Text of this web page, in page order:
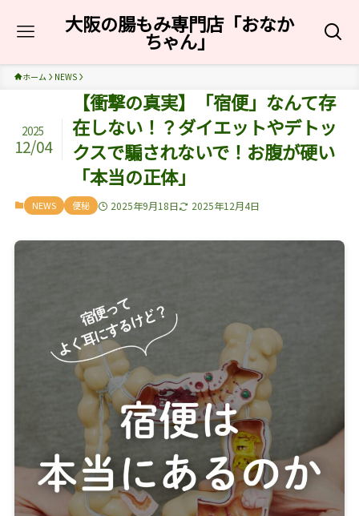
大阪の腸もみ専門店「おなか
ちゃん」
ホーム NEWS
【衝撃の真実】「宿便」なんて存
在しない！？ダイエットやデトッ
クスで騙されないで！お腹が硬い
「本当の正体」
2025
12/04
NEWS 便秘 2025年9月18日 2025年12月4日